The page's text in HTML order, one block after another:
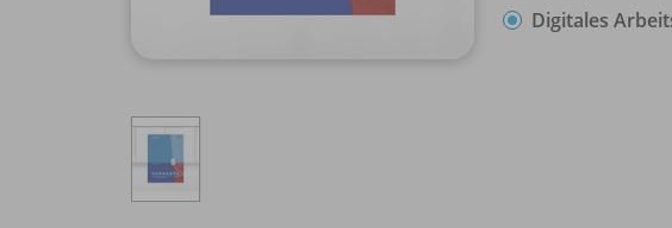
Digitales